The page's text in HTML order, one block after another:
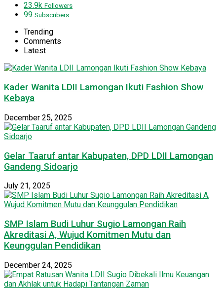
23.9k Followers
99 Subscribers
Trending
Comments
Latest
Kader Wanita LDII Lamongan Ikuti Fashion Show
Kebaya
December 25, 2025
Gelar Taaruf antar Kabupaten, DPD LDII Lamongan
Gandeng Sidoarjo
July 21, 2025
SMP Islam Budi Luhur Sugio Lamongan Raih
Akreditasi A, Wujud Komitmen Mutu dan
Keunggulan Pendidikan
December 24, 2025